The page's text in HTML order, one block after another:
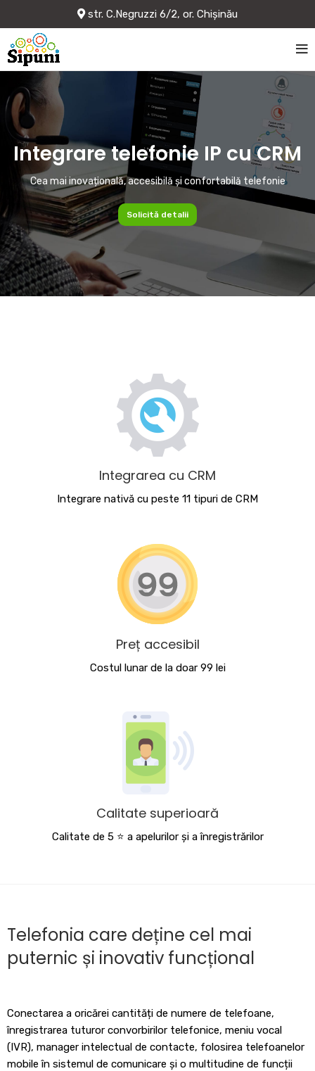
str. C.Negruzzi 6/2, or. Chișinău
Integrare telefonie IP cu CRM
Cea mai inovațională, accesibilă și confortabilă telefonie
Solicită detalii
Integrarea cu CRM
Integrare nativă cu peste 11 tipuri de CRM
Preț accesibil
Costul lunar de la doar 99 lei
Calitate superioară
Calitate de 5 ⭐️ a apelurilor și a înregistrărilor
Telefonia care deține cel mai
puternic și inovativ funcțional
Conectarea a oricărei cantități de numere de telefoane,
înregistrarea tuturor convorbirilor telefonice, meniu vocal
(IVR), manager intelectual de contacte, folosirea telefoanelor
mobile în sistemul de comunicare și o multitudine de funcții